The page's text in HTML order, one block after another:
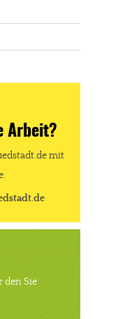
Arbeit?
mit
den Sie